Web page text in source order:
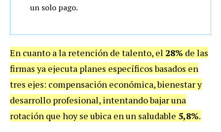
un solo pago.
En cuanto a la retención de talento, el 28% de las
firmas ya ejecuta planes específicos basados en
tres ejes: compensación económica, bienestar y
desarrollo profesional, intentando bajar una
rotación que hoy se ubica en un saludable 5,8%.